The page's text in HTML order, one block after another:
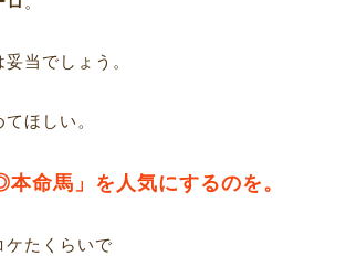
当でしょう。
ほしい。
命馬」を人気にするのを。
ケたくらいで